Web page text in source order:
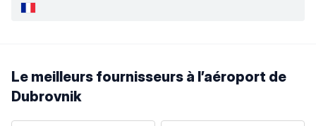
Le meilleurs fournisseurs à l’aéroport de
Dubrovnik